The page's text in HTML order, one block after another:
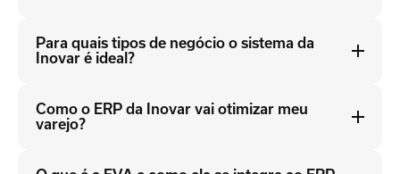
Para quais tipos de negócio o sistema da
Inovar é ideal?
de gestão Inovar oferece soluções completas
para impulsionar os objetivos do seu negócio
Como o ERP da Inovar vai otimizar meu
varejo?